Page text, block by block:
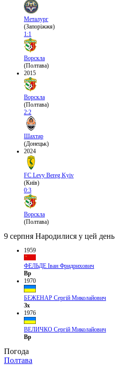
Металург
(Запоріжжя)
1:1
Ворскла
(Полтава)
2015
Ворскла
(Полтава)
2:2
Шахтар
(Донецьк)
2024
FC Levy Bereg Kyiv
(Київ)
0:3
Ворскла
(Полтава)
9 серпня Народилися у цей день
1959
ФЕЛЬДЕ Іван Фридрихович
Вр
1970
БЕЖЕНАР Сергій Миколайович
Зх
1976
ВЕЛИЧКО Сергій Миколайович
Вр
Погода
Полтава